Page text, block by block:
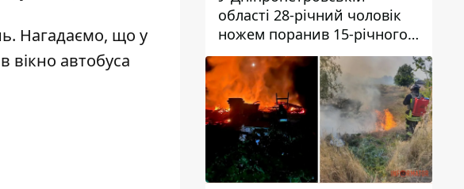
Нагадаємо, що у
вікно автобуса
області 28-річний чоловік
ножем поранив 15-річного
хлопця